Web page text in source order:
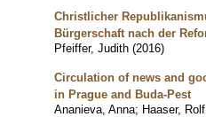
Christlicher
Bürgerschaft nach der
Pfeiffer, Judith (2016)
Circulation of news and
in Prague and Buda-Pest
Ananieva, Anna; Haaser, Rolf